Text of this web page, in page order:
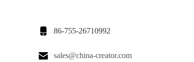
 86-755-26710992
 sales@china-creator.com